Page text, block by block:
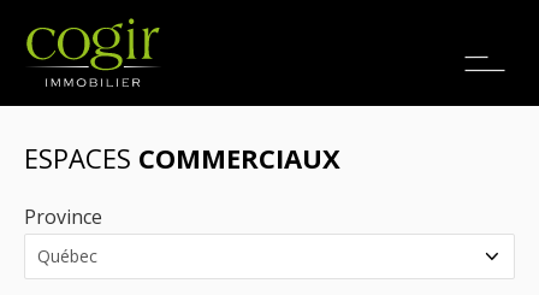
Emplois
ESPACES COMMERCIAUX
Province